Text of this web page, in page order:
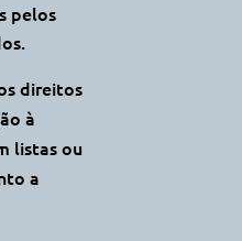
pelos
direitos
à
listas ou
a